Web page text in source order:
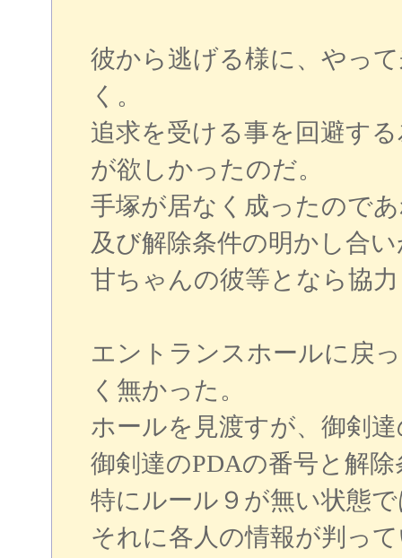
彼から逃げる様に、やっ
く。
追求を受ける事を回避す
が欲しかったのだ。
手塚が居なく成ったので
及び解除条件の明かし合
甘ちゃんの彼等となら協
エントランスホールに戻
く無かった。
ホールを見渡すが、御剣
御剣達のPDAの番号と解
特にルール９が無い状態
それに各人の情報が判っ